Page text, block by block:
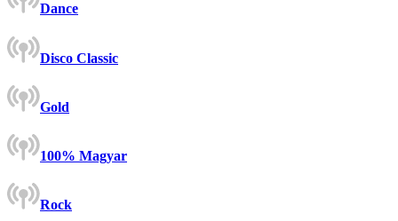
Dance
Disco Classic
Gold
100% Magyar
Rock